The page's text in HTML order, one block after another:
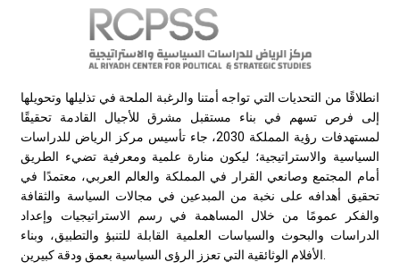
انطلاقًا من التحديات التي تواجه أمتنا والرغبة الملحة في تذليلها وتحويلها
إلى فرص تسهم في بناء مستقبل مشرق للأجيال القادمة تحقيقًا
لمستهدفات رؤية المملكة 2030، جاء تأسيس مركز الرياض للدراسات
السياسية والاستراتيجية؛ ليكون منارة علمية ومعرفية تضيء الطريق
أمام المجتمع وصانعي القرار في المملكة والعالم العربي، معتمدًا في
تحقيق أهدافه على نخبة من المبدعين في مجالات السياسة والثقافة
والفكر عمومًا من خلال المساهمة في رسم الاستراتيجيات وإعداد
الدراسات والبحوث والسياسات العلمية القابلة للتنبؤ والتطبيق، وبناء